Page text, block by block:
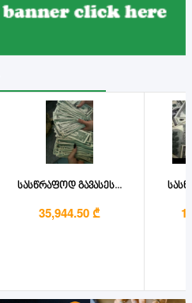
სასწრაფოდ გავასეს...
35,944.50 ₾